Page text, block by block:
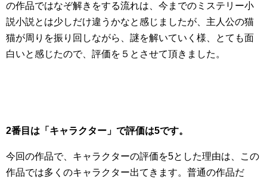
の作品ではなぞ解きをする流れは、今までのミステリー小
説小説とは少しだけ違うかなと感じましたが、主人公の猫
猫が周りを振り回しながら、謎を解いていく様、とても面
白いと感じたので、評価を５とさせて頂きました。
2番目は「キャラクター」で評価は5です。
今回の作品で、キャラクターの評価を5とした理由は、この
作品では多くのキャラクター出てきます。普通の作品だ